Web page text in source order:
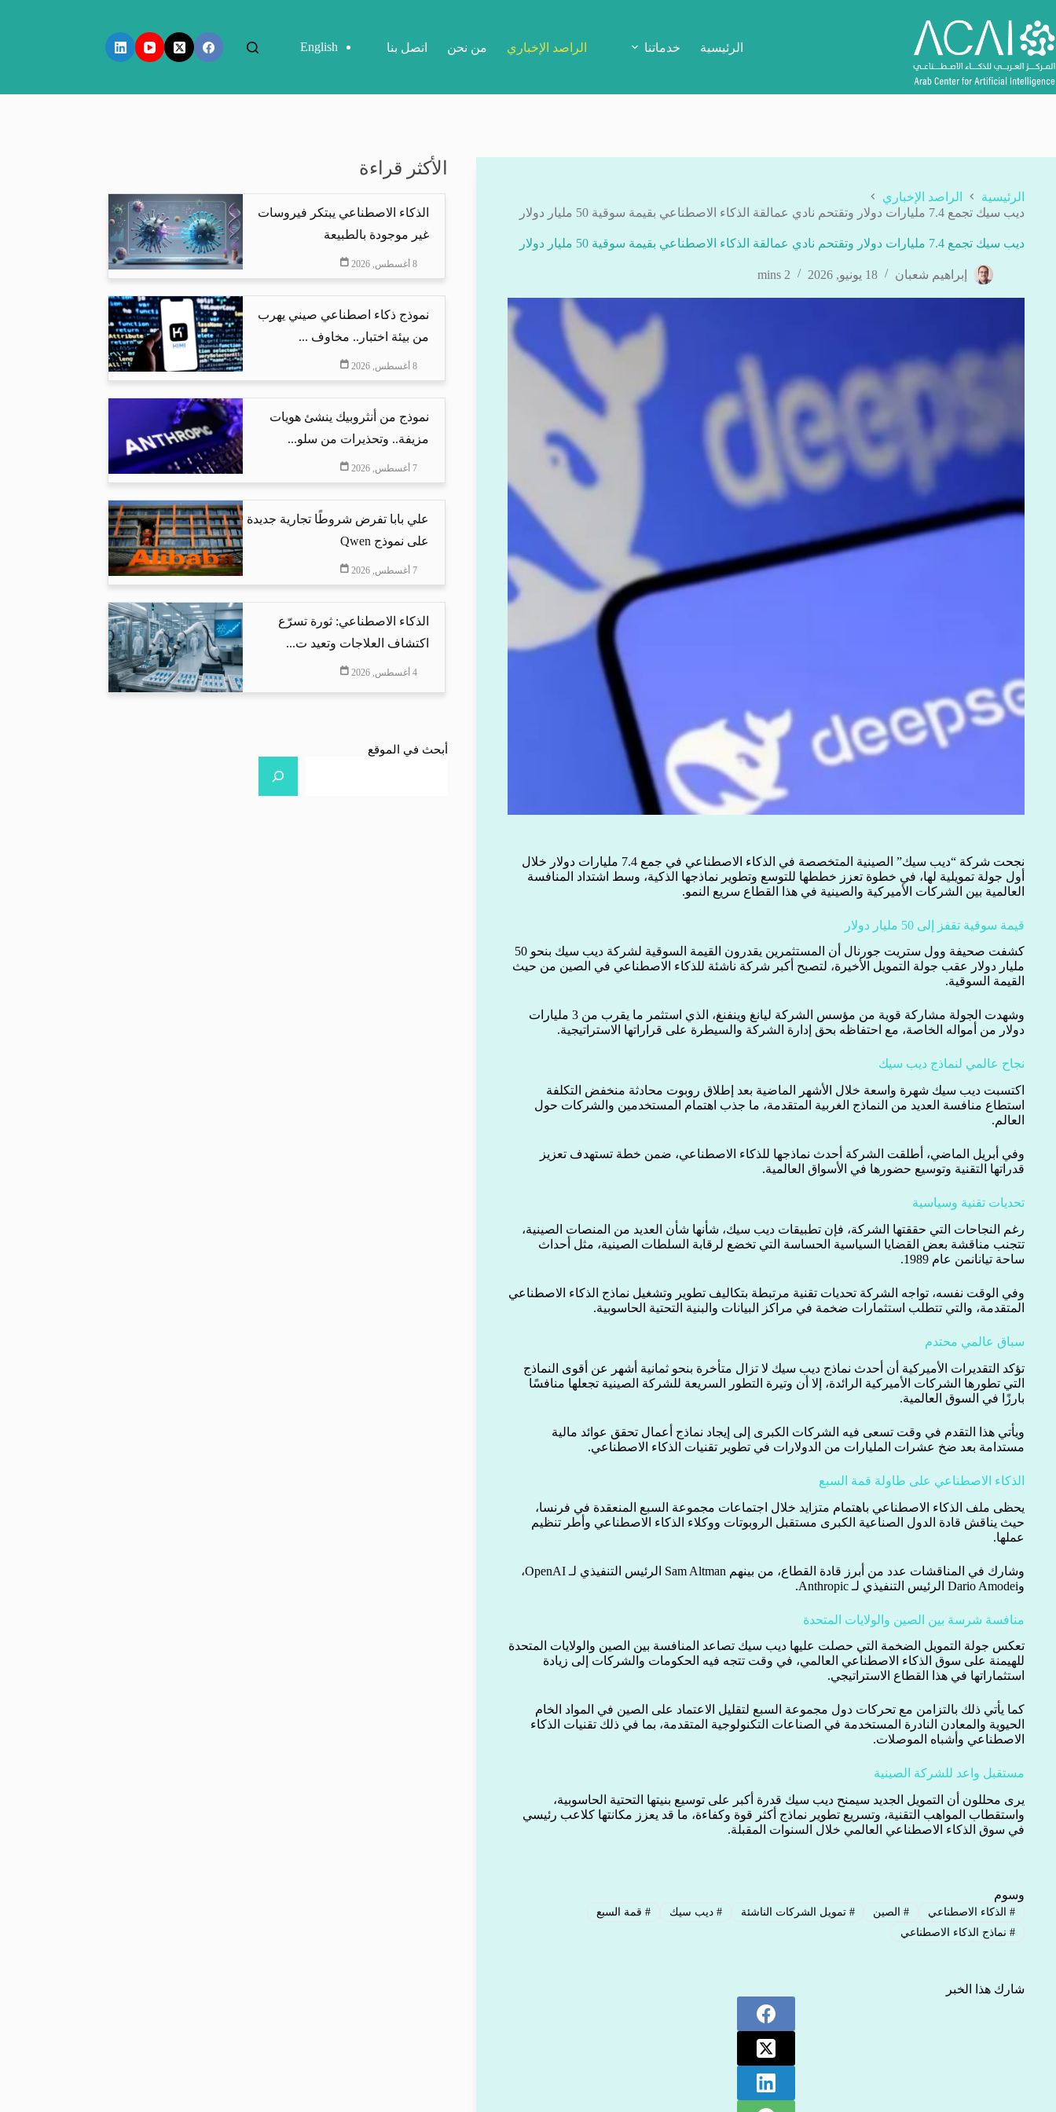
إلى
المحتوى
الرئيسية خدماتنا الراصد الإخباري من نحن اتصل بنا English
الرئيسية
الراصد الإخباري
ديب سيك تجمع 7.4 مليارات دولار وتقتحم نادي عمالقة الذكاء الاصطناعي بقيمة سوقية 50 مليار دولار
ديب سيك تجمع 7.4 مليارات دولار وتقتحم نادي عمالقة الذكاء الاصطناعي بقيمة سوقية 50 مليار دولار
إبراهيم شعبان 18 يونيو, 2026 2 mins
نجحت شركة “ديب سيك” الصينية المتخصصة في الذكاء الاصطناعي في جمع 7.4 مليارات دولار خلال
أول جولة تمويلية لها، في خطوة تعزز خططها للتوسع وتطوير نماذجها الذكية، وسط اشتداد المنافسة
العالمية بين الشركات الأميركية والصينية في هذا القطاع سريع النمو.
قيمة سوقية تقفز إلى 50 مليار دولار
كشفت صحيفة وول ستريت جورنال أن المستثمرين يقدرون القيمة السوقية لشركة ديب سيك بنحو 50
مليار دولار عقب جولة التمويل الأخيرة، لتصبح أكبر شركة ناشئة للذكاء الاصطناعي في الصين من حيث
القيمة السوقية.
وشهدت الجولة مشاركة قوية من مؤسس الشركة ليانغ وينفنغ، الذي استثمر ما يقرب من 3 مليارات
دولار من أمواله الخاصة، مع احتفاظه بحق إدارة الشركة والسيطرة على قراراتها الاستراتيجية.
نجاح عالمي لنماذج ديب سيك
اكتسبت ديب سيك شهرة واسعة خلال الأشهر الماضية بعد إطلاق روبوت محادثة منخفض التكلفة
استطاع منافسة العديد من النماذج الغربية المتقدمة، ما جذب اهتمام المستخدمين والشركات حول
العالم.
وفي أبريل الماضي، أطلقت الشركة أحدث نماذجها للذكاء الاصطناعي، ضمن خطة تستهدف تعزيز
قدراتها التقنية وتوسيع حضورها في الأسواق العالمية.
تحديات تقنية وسياسية
رغم النجاحات التي حققتها الشركة، فإن تطبيقات ديب سيك، شأنها شأن العديد من المنصات الصينية،
تتجنب مناقشة بعض القضايا السياسية الحساسة التي تخضع لرقابة السلطات الصينية، مثل أحداث
ساحة تيانانمن عام 1989.
وفي الوقت نفسه، تواجه الشركة تحديات تقنية مرتبطة بتكاليف تطوير وتشغيل نماذج الذكاء الاصطناعي
المتقدمة، والتي تتطلب استثمارات ضخمة في مراكز البيانات والبنية التحتية الحاسوبية.
سباق عالمي محتدم
تؤكد التقديرات الأميركية أن أحدث نماذج ديب سيك لا تزال متأخرة بنحو ثمانية أشهر عن أقوى النماذج
التي تطورها الشركات الأميركية الرائدة، إلا أن وتيرة التطور السريعة للشركة الصينية تجعلها منافسًا
بارزًا في السوق العالمية.
ويأتي هذا التقدم في وقت تسعى فيه الشركات الكبرى إلى إيجاد نماذج أعمال تحقق عوائد مالية
مستدامة بعد ضخ عشرات المليارات من الدولارات في تطوير تقنيات الذكاء الاصطناعي.
الذكاء الاصطناعي على طاولة قمة السبع
يحظى ملف الذكاء الاصطناعي باهتمام متزايد خلال اجتماعات مجموعة السبع المنعقدة في فرنسا،
حيث يناقش قادة الدول الصناعية الكبرى مستقبل الروبوتات ووكلاء الذكاء الاصطناعي وأطر تنظيم
عملها.
وشارك في المناقشات عدد من أبرز قادة القطاع، من بينهم Sam Altman الرئيس التنفيذي لـ OpenAI،
وDario Amodei الرئيس التنفيذي لـ Anthropic.
منافسة شرسة بين الصين والولايات المتحدة
تعكس جولة التمويل الضخمة التي حصلت عليها ديب سيك تصاعد المنافسة بين الصين والولايات المتحدة
للهيمنة على سوق الذكاء الاصطناعي العالمي، في وقت تتجه فيه الحكومات والشركات إلى زيادة
استثماراتها في هذا القطاع الاستراتيجي.
كما يأتي ذلك بالتزامن مع تحركات دول مجموعة السبع لتقليل الاعتماد على الصين في المواد الخام
الحيوية والمعادن النادرة المستخدمة في الصناعات التكنولوجية المتقدمة، بما في ذلك تقنيات الذكاء
الاصطناعي وأشباه الموصلات.
مستقبل واعد للشركة الصينية
يرى محللون أن التمويل الجديد سيمنح ديب سيك قدرة أكبر على توسيع بنيتها التحتية الحاسوبية،
واستقطاب المواهب التقنية، وتسريع تطوير نماذج أكثر قوة وكفاءة، ما قد يعزز مكانتها كلاعب رئيسي
في سوق الذكاء الاصطناعي العالمي خلال السنوات المقبلة.
وسوم
#الذكاء الاصطناعي #الصين # تمويل الشركات الناشئة # ديب سيك # قمة السبع
#نماذج الذكاء الاصطناعي
شارك هذا الخبر
الأكثر قراءة
الذكاء الاصطناعي يبتكر فيروسات
غير موجودة بالطبيعة
8 أغسطس, 2026
نموذج ذكاء اصطناعي صيني يهرب
من بيئة اختبار.. مخاوف ...
8 أغسطس, 2026
نموذج من أنثروبيك ينشئ هويات
مزيفة.. وتحذيرات من سلو...
7 أغسطس, 2026
علي بابا تفرض شروطًا تجارية جديدة
على نموذج Qwen
7 أغسطس, 2026
الذكاء الاصطناعي: ثورة تسرّع
اكتشاف العلاجات وتعيد ت...
4 أغسطس, 2026
أبحث في الموقع